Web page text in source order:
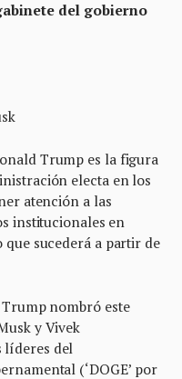
del gobierno
Trump es la figura
electa en los
atención a las
institucionales en
sucederá a partir de
nombró este
y Vivek
líderes del
(‘DOGE’ por